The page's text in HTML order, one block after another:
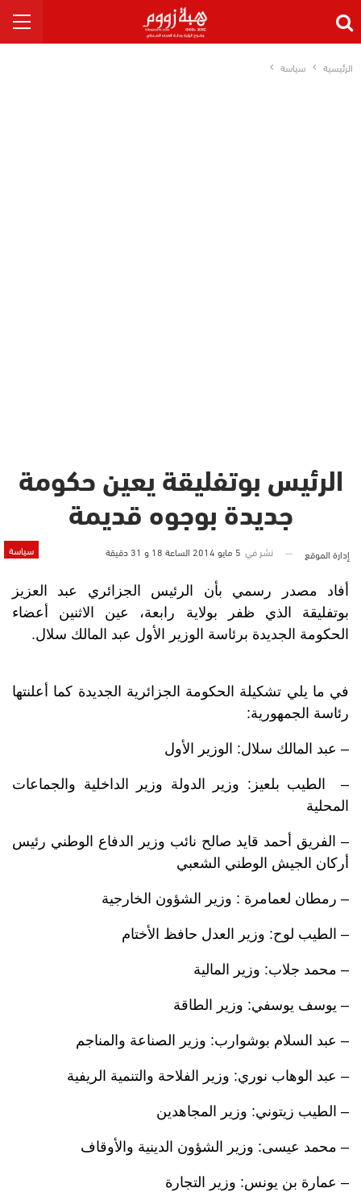
الرئيسية سياسة
الرئيس بوتفليقة يعين حكومة
جديدة بوجوه قديمة
سياسة إدارة الموقع نشر في 5 مايو 2014 الساعة 18 و 31 دقيقة
أفاد مصدر رسمي بأن الرئيس الجزائري عبد العزيز
بوتفليقة الذي ظفر بولاية رابعة، عين الاثنين أعضاء
الحكومة الجديدة برئاسة الوزير الأول عبد المالك سلال.
في ما يلي تشكيلة الحكومة الجزائرية الجديدة كما أعلنتها
رئاسة الجمهورية:
– عبد المالك سلال: الوزير الأول
– الطيب بلعيز: وزير الدولة وزير الداخلية والجماعات
المحلية
– الفريق أحمد قايد صالح نائب وزير الدفاع الوطني رئيس
أركان الجيش الوطني الشعبي
– رمطان لعمامرة : وزير الشؤون الخارجية
– الطيب لوح: وزير العدل حافظ الأختام
– محمد جلاب: وزير المالية
– يوسف يوسفي: وزير الطاقة
– عبد السلام بوشوارب: وزير الصناعة والمناجم
– عبد الوهاب نوري: وزير الفلاحة والتنمية الريفية
– الطيب زيتوني: وزير المجاهدين
– محمد عيسى: وزير الشؤون الدينية والأوقاف
– عمارة بن يونس: وزير التجارة